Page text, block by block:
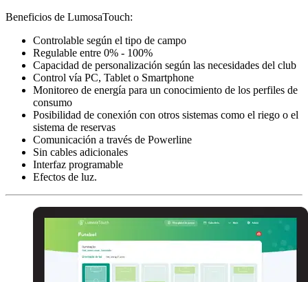
Beneficios de LumosaTouch:
Controlable según el tipo de campo
Regulable entre 0% - 100%
Capacidad de personalización según las necesidades del club
Control vía PC, Tablet o Smartphone
Monitoreo de energía para un conocimiento de los perfiles de
consumo
Posibilidad de conexión con otros sistemas como el riego o el
sistema de reservas
Comunicación a través de Powerline
Sin cables adicionales
Interfaz programable
Efectos de luz.